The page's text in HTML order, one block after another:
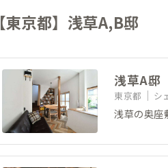
【東京都】浅草A,B邸
浅草A邸
東京都 シ
浅草の奥座